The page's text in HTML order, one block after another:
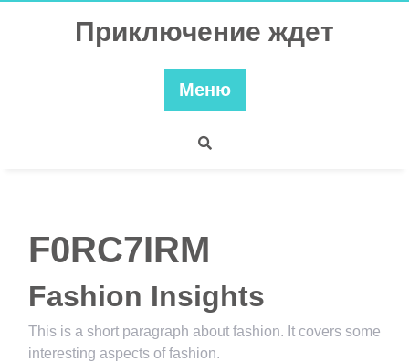
Приключение ждет
Меню
F0RC7IRM
Fashion Insights
This is a short paragraph about fashion. It covers some
interesting aspects of fashion.